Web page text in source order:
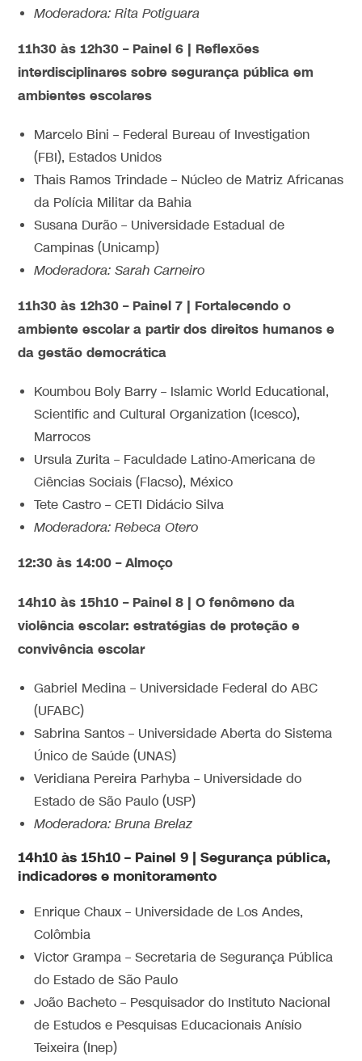
Moderadora: Rita Potiguara
11h30 às 12h30 – Painel 6 | Reflexões
interdisciplinares sobre segurança pública em
ambientes escolares
Marcelo Bini – Federal Bureau of Investigation
(FBI), Estados Unidos
Thais Ramos Trindade – Núcleo de Matriz Africanas
da Polícia Militar da Bahia
Susana Durão – Universidade Estadual de
Campinas (Unicamp)
Moderadora: Sarah Carneiro
11h30 às 12h30 – Painel 7 | Fortalecendo o
ambiente escolar a partir dos direitos humanos e
da gestão democrática
Koumbou Boly Barry – Islamic World Educational,
Scientific and Cultural Organization (Icesco),
Marrocos
Ursula Zurita – Faculdade Latino-Americana de
Ciências Sociais (Flacso), México
Tete Castro – CETI Didácio Silva
Moderadora: Rebeca Otero
12:30 às 14:00 – Almoço
14h10 às 15h10 – Painel 8 | O fenômeno da
violência escolar: estratégias de proteção e
convivência escolar
Gabriel Medina – Universidade Federal do ABC
(UFABC)
Sabrina Santos – Universidade Aberta do Sistema
Único de Saúde (UNAS)
Veridiana Pereira Parhyba – Universidade do
Estado de São Paulo (USP)
Moderadora: Bruna Brelaz
14h10 às 15h10 – Painel 9 | Segurança pública,
indicadores e monitoramento
Enrique Chaux – Universidade de Los Andes,
Colômbia
Victor Grampa – Secretaria de Segurança Pública
do Estado de São Paulo
João Bacheto – Pesquisador do Instituto Nacional
de Estudos e Pesquisas Educacionais Anísio
Teixeira (Inep)